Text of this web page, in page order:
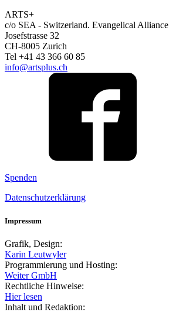
ARTS+
c/o SEA - Switzerland. Evangelical Alliance
Josefstrasse 32
CH-8005 Zurich
Tel +41 43 366 60 85
info@artsplus.ch
Spenden
Datenschutzerklärung
Impressum
Grafik, Design:
Karin Leutwyler
Programmierung und Hosting:
Weiter GmbH
Rechtliche Hinweise:
Hier lesen
Inhalt und Redaktion: